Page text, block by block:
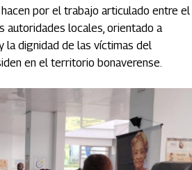
por el trabajo articulado entre el
autoridades locales, orientado a
la dignidad de las víctimas del
en el territorio bonaverense.